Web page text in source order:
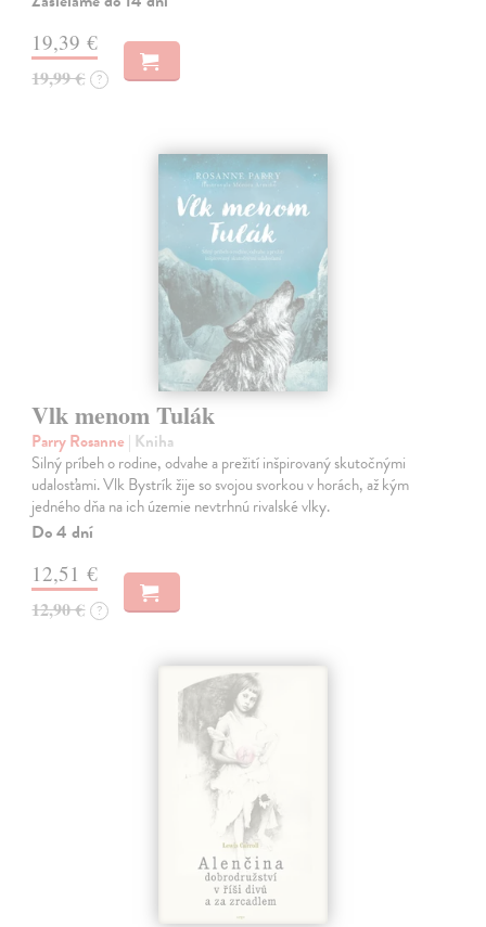
19,39 €
19,99 € ?
Vlk menom Tulák
Parry Rosanne | Kniha
Silný príbeh o rodine, odvahe a prežití inšpirovaný skutočnými
udalosťami. Vlk Bystrík žije so svojou svorkou v horách, až kým
jedného dňa na ich územie nevtrhnú rivalské vlky.
Do 4 dní
12,51 €
12,90 € ?